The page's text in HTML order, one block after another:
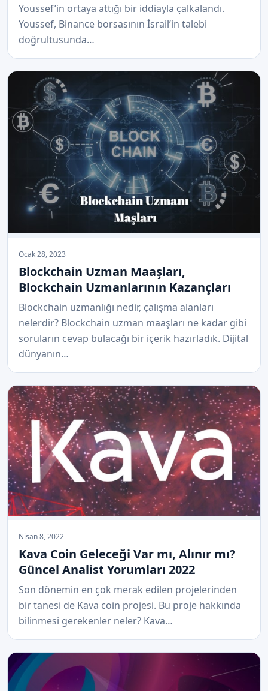
Youssef’in ortaya attığı bir iddiayla çalkalandı.
Youssef, Binance borsasının İsrail’in talebi
doğrultusunda…
Ocak 28, 2023
Blockchain Uzman Maaşları,
Blockchain Uzmanlarının Kazançları
Blockchain uzmanlığı nedir, çalışma alanları
nelerdir? Blockchain uzman maaşları ne kadar gibi
soruların cevap bulacağı bir içerik hazırladık. Dijital
dünyanın…
Nisan 8, 2022
Kava Coin Geleceği Var mı, Alınır mı?
Güncel Analist Yorumları 2022
Son dönemin en çok merak edilen projelerinden
bir tanesi de Kava coin projesi. Bu proje hakkında
bilinmesi gerekenler neler? Kava…